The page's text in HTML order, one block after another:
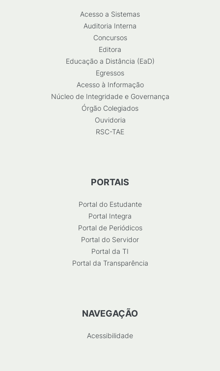
Acesso a Sistemas
Auditoria Interna
Concursos
Editora
Educação a Distância (EaD)
Egressos
Acesso à Informação
Núcleo de Integridade e Governança
Órgão Colegiados
Ouvidoria
RSC-TAE
PORTAIS
Portal do Estudante
Portal Integra
Portal de Periódicos
Portal do Servidor
Portal da TI
Portal da Transparência
NAVEGAÇÃO
Acessibilidade